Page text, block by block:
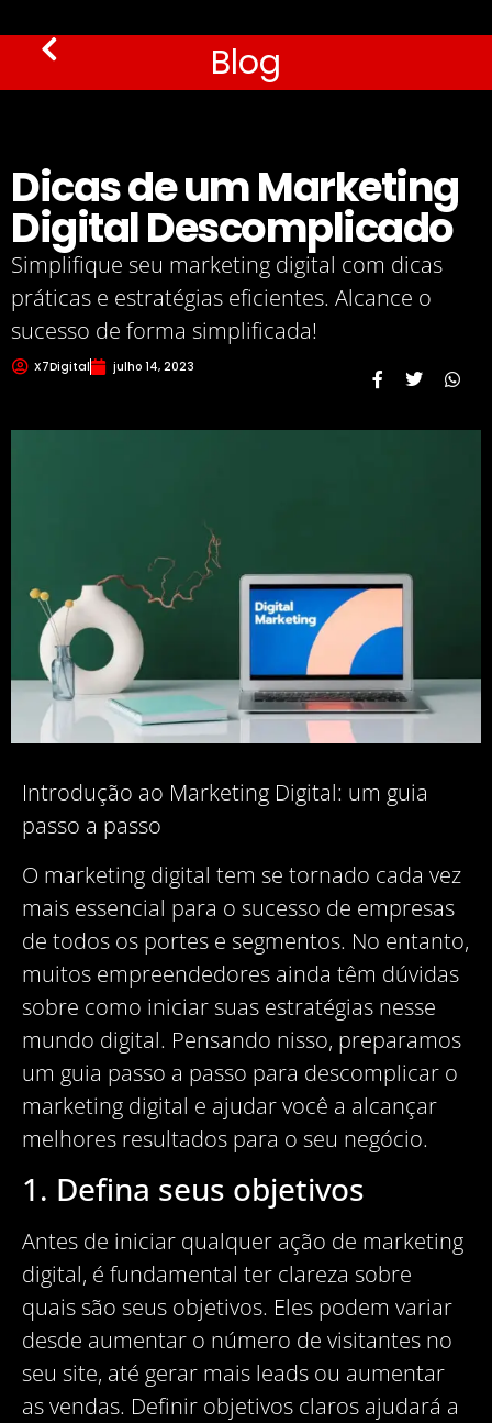
Blog
Dicas de um Marketing
Digital Descomplicado
Simplifique seu marketing digital com dicas
práticas e estratégias eficientes. Alcance o
sucesso de forma simplificada!
X7Digital julho 14, 2023
Introdução ao Marketing Digital: um guia
passo a passo
O marketing digital tem se tornado cada vez
mais essencial para o sucesso de empresas
de todos os portes e segmentos. No entanto,
muitos empreendedores ainda têm dúvidas
sobre como iniciar suas estratégias nesse
mundo digital. Pensando nisso, preparamos
um guia passo a passo para descomplicar o
marketing digital e ajudar você a alcançar
melhores resultados para o seu negócio.
1. Defina seus objetivos
Antes de iniciar qualquer ação de marketing
digital, é fundamental ter clareza sobre
quais são seus objetivos. Eles podem variar
desde aumentar o número de visitantes no
seu site, até gerar mais leads ou aumentar
as vendas. Definir objetivos claros ajudará a